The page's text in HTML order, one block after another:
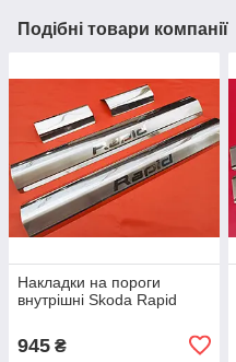
Подібні товари компанії
Накладки на пороги
внутрішні Skoda Rapid
945 ₴